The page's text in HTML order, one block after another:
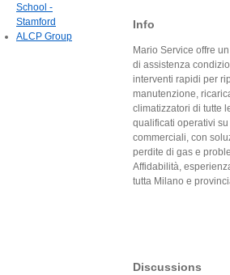
Info
Mario Service offre
di assistenza
interventi rapidi per
manutenzione,
climatizzatori di tutte
qualificati operativi
commerciali, con
perdite di gas e
Affidabilità,
tutta Milano e
Discussions
School -
Stamford
ALCP Group